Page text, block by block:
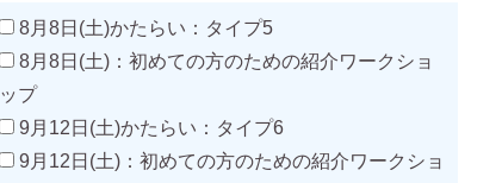
8月8日(土)かたらい：タイプ5
8月8日(土)：初めての方のための紹介ワークショ
ップ
9月12日(土)かたらい：タイプ6
9月12日(土)：初めての方のための紹介ワークショ